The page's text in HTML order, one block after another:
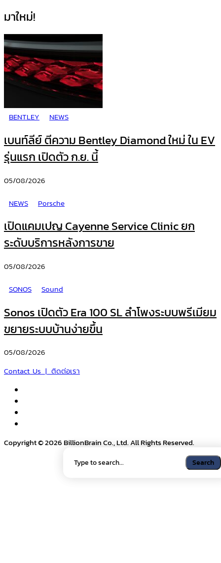
Search
Search
มาใหม่!
BENTLEY NEWS
เบนท์ลีย์ ตีความ Bentley Diamond ใหม่ ใน EV
รุ่นแรก เปิดตัว ก.ย. นี้
05/08/2026
NEWS
Porsche
เปิดแคมเปญ Cayenne Service Clinic ยก
ระดับบริการหลังการขาย
05/08/2026
SONOS
Sound
Sonos เปิดตัว Era 100 SL ลำโพงระบบพรีเมียม
ขยายระบบบ้านง่ายขึ้น
05/08/2026
Contact Us | ติดต่อเรา
Copyright © 2026 BillionBrain Co., Ltd. All Rights Reserved.